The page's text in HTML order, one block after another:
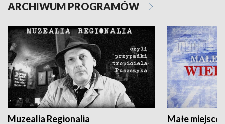
ARCHIWUM PROGRAMÓW
Muzealia Regionalia Małe